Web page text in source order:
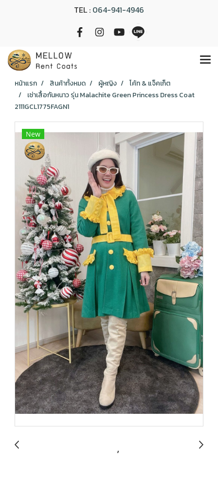
TEL : 064-941-4946
หน้าแรก สินค้าทั้งหมด ผู้หญิง
โค้ท & แจ็คเก็ต
เช่าเสื้อกันหนาว รุ่น Malachite Green Princess Dress Coat
2111GCL1775FAGN1
New